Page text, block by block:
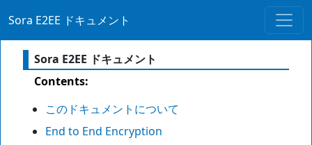
Sora E2EE ドキュメント
Sora E2EE ドキュメント
Contents:
このドキュメントについて
End to End Encryption